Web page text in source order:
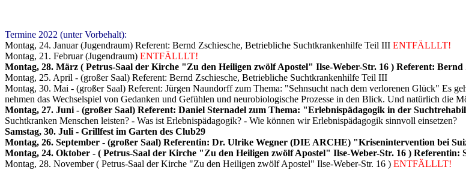
Termine 2022 (unter Vorbehalt):
Montag, 24. Januar (Jugendraum) Referent: Bernd Zschiesche, Betriebliche Suchtkrankenhilfe Teil III ENTFÄLLLT!
Montag, 21. Februar (Jugendraum) ENTFÄLLLT!
Montag, 28. März ( Petrus-Saal der Kirche "Zu den Heiligen zwölf Apostel" Ilse-Weber-Str. 16 ) Referent:
Montag, 25. April - (großer Saal) Referent: Bernd Zschiesche, Betriebliche Suchtkrankenhilfe Teil III
Montag, 30. Mai - (großer Saal) Referent: Jürgen Naundorff zum Thema: "Sehnsucht nach dem verlorenen Glück" Es
nehmen das Wechselspiel von Gedanken und Gefühlen und neurobiologische Prozesse in den Blick. Und natürlich die
Montag, 27. Juni - (großer Saal) Referent: Daniel Sternadel zum Thema: "Erlebnispädagogik in der
Suchtkranken Menschen leisten? - Was ist Erlebnispädagogik? - Wie können wir Erlebnispädagogik sinnvoll einsetzen?
Samstag, 30. Juli - Grillfest im Garten des Club29
Montag, 26. September - (großer Saal) Referentin: Dr. Ulrike Wegner (DIE ARCHE) "Krisenintervention bei
Montag, 24. Oktober - ( Petrus-Saal der Kirche "Zu den Heiligen zwölf Apostel" Ilse-Weber-Str. 16 ) Referentin:
Montag, 28. November ( Petrus-Saal der Kirche "Zu den Heiligen zwölf Apostel" Ilse-Weber-Str. 16 ) ENTFÄLLLT!